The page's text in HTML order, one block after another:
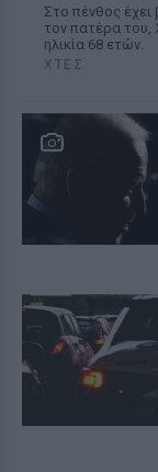
Στο πένθος έχει
τον πατέρα του,
ηλικία 68 ετών.
ΧΤΕΣ